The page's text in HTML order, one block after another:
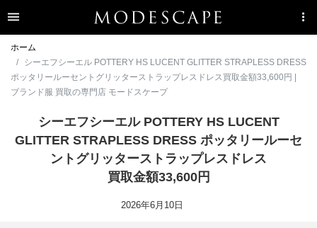
ホーム
シーエフシーエル POTTERY HS LUCENT GLITTER STRAPLESS DRESS
ポッタリールーセントグリッターストラップレスドレス買取金額33,600円 |
ブランド服 買取の専門店 モードスケープ
シーエフシーエル POTTERY HS LUCENT
GLITTER STRAPLESS DRESS ポッタリールーセ
ントグリッターストラップレスドレス
買取金額33,600円
2026年6月10日